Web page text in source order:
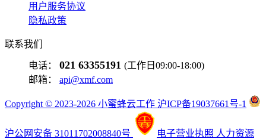
用户服务协议
隐私政策
联系我们
电话： 021 63355191 (工作日09:00-18:00)
邮箱： api@xmf.com
Copyright © 2023-2026 小蜜蜂云工作 沪ICP备19037661号-1
沪公网安备 31011702008840号 电子营业执照 人力资源